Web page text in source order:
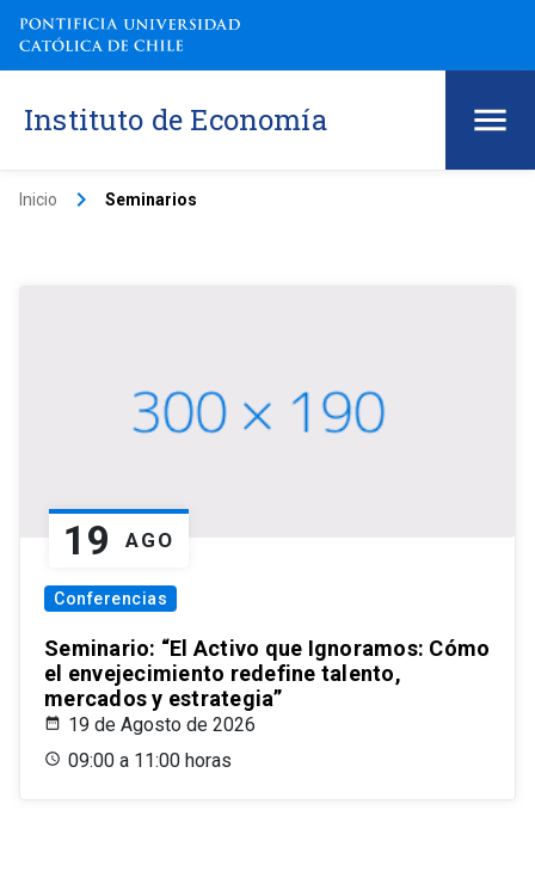
Instituto de Economía
Inicio keyboard_arrow_right Seminarios
19 AGO
Conferencias
Seminario: “El Activo que Ignoramos: Cómo
el envejecimiento redefine talento,
mercados y estrategia”
19 de Agosto de 2026
09:00 a 11:00 horas